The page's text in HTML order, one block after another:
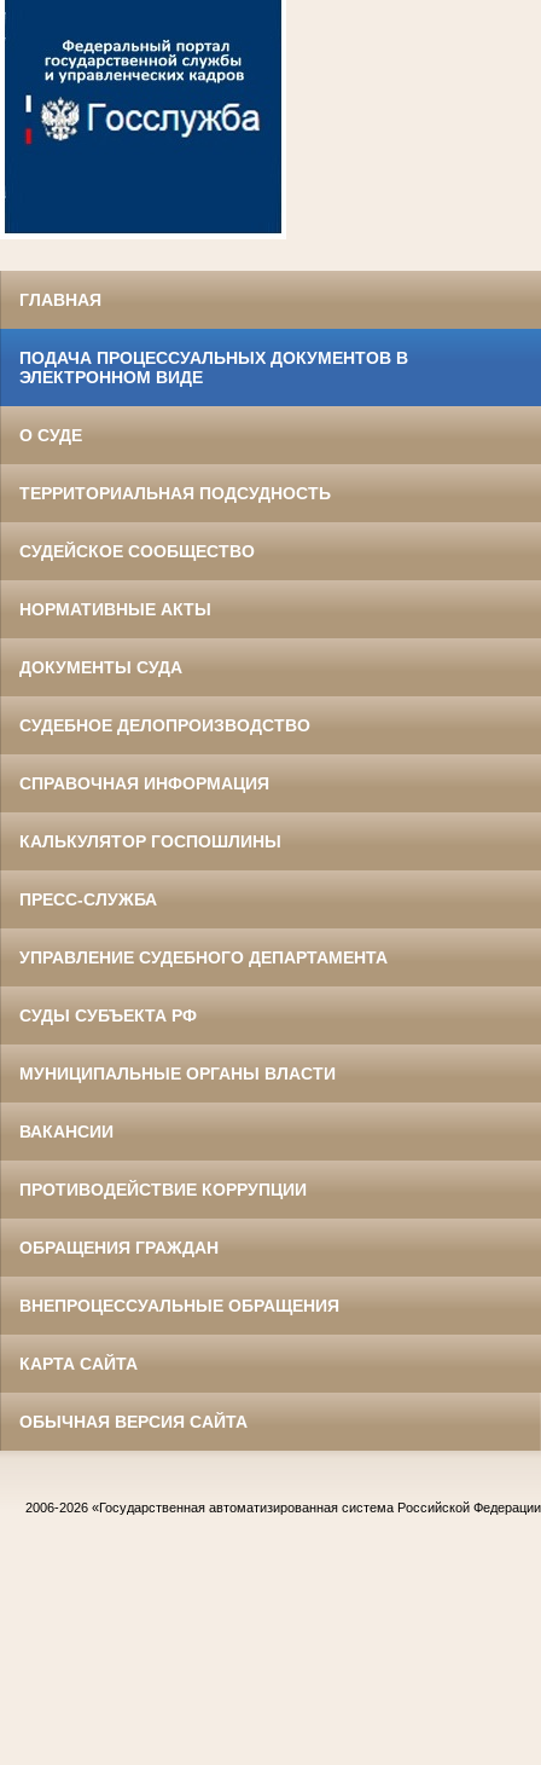
ГЛАВНАЯ
ПОДАЧА ПРОЦЕССУАЛЬНЫХ ДОКУМЕНТОВ В
ЭЛЕКТРОННОМ ВИДЕ
О СУДЕ
ТЕРРИТОРИАЛЬНАЯ ПОДСУДНОСТЬ
СУДЕЙСКОЕ СООБЩЕСТВО
НОРМАТИВНЫЕ АКТЫ
ДОКУМЕНТЫ СУДА
СУДЕБНОЕ ДЕЛОПРОИЗВОДСТВО
СПРАВОЧНАЯ ИНФОРМАЦИЯ
КАЛЬКУЛЯТОР ГОСПОШЛИНЫ
ПРЕСС-СЛУЖБА
УПРАВЛЕНИЕ СУДЕБНОГО ДЕПАРТАМЕНТА
СУДЫ СУБЪЕКТА РФ
МУНИЦИПАЛЬНЫЕ ОРГАНЫ ВЛАСТИ
ВАКАНСИИ
ПРОТИВОДЕЙСТВИЕ КОРРУПЦИИ
ОБРАЩЕНИЯ ГРАЖДАН
ВНЕПРОЦЕССУАЛЬНЫЕ ОБРАЩЕНИЯ
КАРТА САЙТА
ОБЫЧНАЯ ВЕРСИЯ САЙТА
2006-2026 «Государственная автоматизированная система Российской